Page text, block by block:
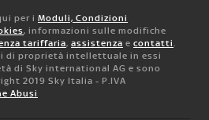
per i Moduli, Condizioni
, informazioni sulle modifiche
tariffaria, assistenza e contatti.
di proprietà intellettuale in essi
di Sky international AG e sono
2019 Sky Italia - P.IVA
Abusi